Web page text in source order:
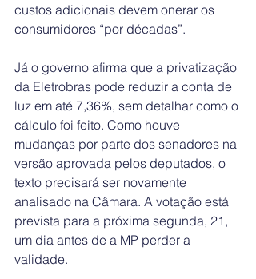
custos adicionais devem onerar os
consumidores “por décadas”.
Já o governo afirma que a privatização
da Eletrobras pode reduzir a conta de
luz em até 7,36%, sem detalhar como o
cálculo foi feito. Como houve
mudanças por parte dos senadores na
versão aprovada pelos deputados, o
texto precisará ser novamente
analisado na Câmara. A votação está
prevista para a próxima segunda, 21,
um dia antes de a MP perder a
validade.